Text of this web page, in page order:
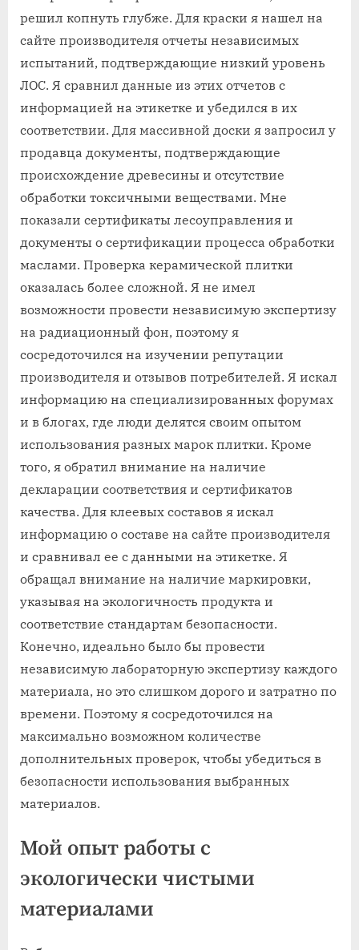
решил копнуть глубже. Для краски я нашел на
сайте производителя отчеты независимых
испытаний, подтверждающие низкий уровень
ЛОС. Я сравнил данные из этих отчетов с
информацией на этикетке и убедился в их
соответствии. Для массивной доски я запросил у
продавца документы, подтверждающие
происхождение древесины и отсутствие
обработки токсичными веществами. Мне
показали сертификаты лесоуправления и
документы о сертификации процесса обработки
маслами. Проверка керамической плитки
оказалась более сложной. Я не имел
возможности провести независимую экспертизу
на радиационный фон, поэтому я
сосредоточился на изучении репутации
производителя и отзывов потребителей. Я искал
информацию на специализированных форумах
и в блогах, где люди делятся своим опытом
использования разных марок плитки. Кроме
того, я обратил внимание на наличие
декларации соответствия и сертификатов
качества. Для клеевых составов я искал
информацию о составе на сайте производителя
и сравнивал ее с данными на этикетке. Я
обращал внимание на наличие маркировки,
указывая на экологичность продукта и
соответствие стандартам безопасности.
Конечно, идеально было бы провести
независимую лабораторную экспертизу каждого
материала, но это слишком дорого и затратно по
времени. Поэтому я сосредоточился на
максимально возможном количестве
дополнительных проверок, чтобы убедиться в
безопасности использования выбранных
материалов.
Мой опыт работы с
экологически чистыми
материалами